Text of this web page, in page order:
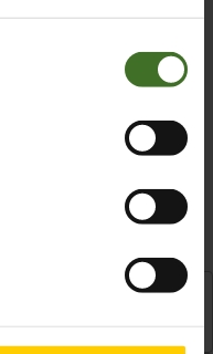
Tale i vår nettbutikk